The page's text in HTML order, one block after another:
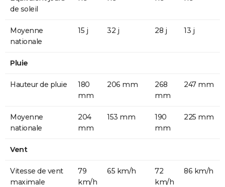
de soleil
Moyenne
nationale
15 j 32 j 28 j 13 j
Pluie
Hauteur de pluie
180
mm
206 mm
268
mm
247 mm
Moyenne
nationale
204
mm
153 mm
190
mm
225 mm
Vent
Vitesse de vent
maximale
79
km/h
65 km/h
72
km/h
86 km/h